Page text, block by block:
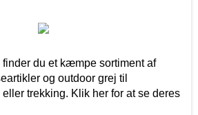
du et kæmpe sortiment af
og outdoor grej til
trekking. Klik her for at se deres